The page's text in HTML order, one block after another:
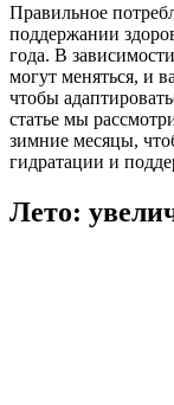
Правильное
поддержании
года. В
могут меняться, и
чтобы
статье мы
зимние месяцы,
гидратации и
Лето: